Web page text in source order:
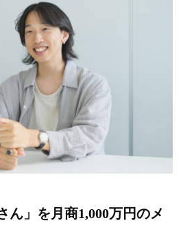
ん」を月商1,000万円のメ